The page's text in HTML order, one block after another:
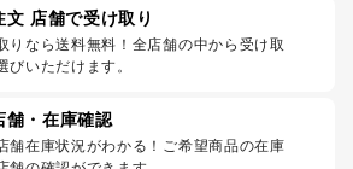
文 店舗で受け取り
りなら送料無料！全店舗の中から受け取
びいただけます。
舗・在庫確認
舗在庫状況がわかる！ご希望商品の在庫